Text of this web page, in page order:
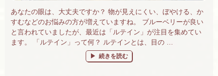
あなたの眼は、大丈夫ですか？ 物が見えにくい、ぼやける、か
すむなどのお悩みの方が増えていますね。 ブルーベリーが良い
と言われていましたが、最近は「ルテイン」が注目を集めてい
ます。 「ルテイン」って何？ ルテインとは、目の …
“眼には、ルテイン！ 「ひとみにルテイン
続きを読む